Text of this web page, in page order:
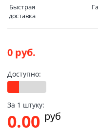
Быстрая
доставка
0 руб.
Доступно:
За 1 штуку:
0.00 pуб